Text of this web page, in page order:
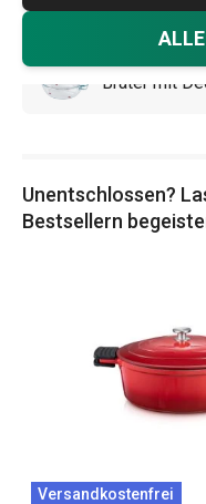
auf der Küchentheke
Wählen Sie
Bräter mit
Unentschlossen?
Bestsellern
Versandkostenfrei